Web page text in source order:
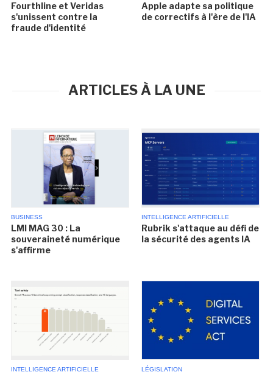
Fourthline et Veridas
s'unissent contre la
fraude d'identité
Apple adapte sa politique
de correctifs à l'ère de l'IA
ARTICLES À LA UNE
BUSINESS
LMI MAG 30 : La
souveraineté numérique
s'affirme
INTELLIGENCE ARTIFICIELLE
Rubrik s'attaque au défi de
la sécurité des agents IA
INTELLIGENCE ARTIFICIELLE LÉGISLATION